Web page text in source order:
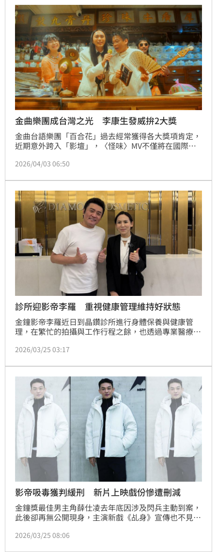
金曲樂團成台灣之光 李康生發威拚2大獎
金曲台語樂團「百合花」過去經常獲得各大獎項肯定，
近期意外跨入「影壇」，〈怪味〉MV不僅將在國際影
示：「很高興能透過影像的方式，把我們的音樂作品帶
同入圍，同時也感謝所有夥伴的幫忙，讓這股『怪味』
成功飄散出去！」
2026/04/03 06:50
診所迎影帝李羅 重視健康管理維持好狀態
金鐘影帝李羅近日到晶鑽診所進行身體保養與健康管
理，在繁忙的拍攝與工作行程之餘，也透過專業醫療團
年深耕台灣影視圈的李羅，以沉穩的演技與深刻角色塑
活躍於戲劇作品中的他，面對高強度拍戲與長時間拍攝
行程，更加重視日常健康管理。
2026/03/25 03:17
影帝吸毒獲判緩刑 新片上映戲份慘遭刪減
金鐘獎最佳男主角薛仕凌去年底因涉及閃兵主動到案，
此後卻再無公開現身，主演新戲《乩身》宣傳也不見人
2026/03/25 08:06